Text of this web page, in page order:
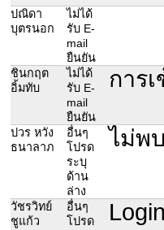
ปณิดา
บุตรนอก
ไม่ได้
รับ E-
mail
ยืนยัน
ชินกฤต
อิ้มทับ
ไม่ได้
รับ E-
mail
ยืนยัน
การ
ปวร หวัง
ธนาลาภ
อื่นๆ
โปรด
ระบุ
ด้าน
ล่าง
ไม่พ
วัชรวิทย์
ชูแก้ว
อื่นๆ
โปรด